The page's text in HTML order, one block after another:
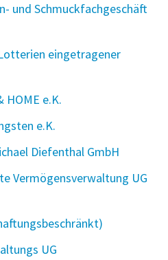
und Schmuckfachgeschäft
eingetragener
HOME e.K.
e.K.
Diefenthal GmbH
Vermögensverwaltung UG
UG